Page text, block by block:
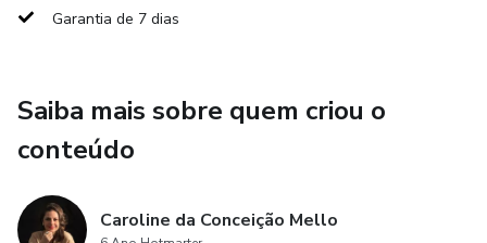
Garantia de 7 dias
Saiba mais sobre quem criou o
conteúdo
Caroline da Conceição Mello